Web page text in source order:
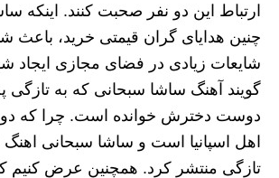
ارتباط این دو نفر صحبت کنند. اینکه
چنین هدایای گران قیمتی خرید، باعث
شایعات زیادی در فضای مجازی ایجاد
گویند آهنگ ساشا سبحانی که به
دوست دخترش خوانده است. چرا که
اهل اسپانیا است و ساشا سبحانی اهنگ
تازگی منتشر کرد. همچنین عرض کنیم